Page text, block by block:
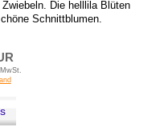
Die helllila Blüten
Schnittblumen.